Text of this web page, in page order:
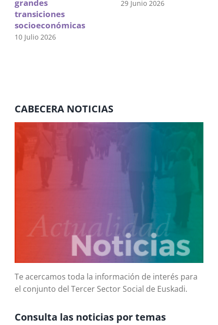
grandes
transiciones
socioeconómicas
10 Julio 2026
29 Junio 2026
CABECERA NOTICIAS
Te acercamos toda la información de interés para
el conjunto del Tercer Sector Social de Euskadi.
Consulta las noticias por temas